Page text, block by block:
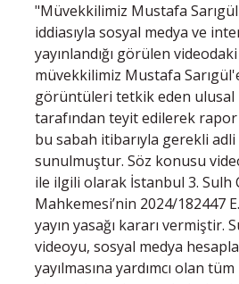
"Müvekkilimiz Mustafa
iddiasıyla sosyal medya ve
yayınlandığı görülen
müvekkilimiz Mustafa
görüntüleri tetkik eden
tarafından teyit edilerek rapor
bu sabah itibarıyla gerekli
sunulmuştur. Söz konusu
ile ilgili olarak İstanbul 3. Sulh
Mahkemesi’nin 2024/182447 E.
yayın yasağı kararı vermiştir.
videoyu, sosyal medya
yayılmasına yardımcı olan